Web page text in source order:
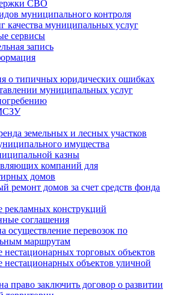
СВО
муниципального контроля
качества муниципальных услуг
сервисы
запись
о типичных юридических ошибках
муниципальных услуг
земельных и лесных участков
имущества
казны
компаний для
домов
ремонт домов за счет средств фонда
рекламных конструкций
соглашения
осуществление перевозок по
маршрутам
нестационарных торговых объектов
нестационарных объектов уличной
право заключить договор о развитии